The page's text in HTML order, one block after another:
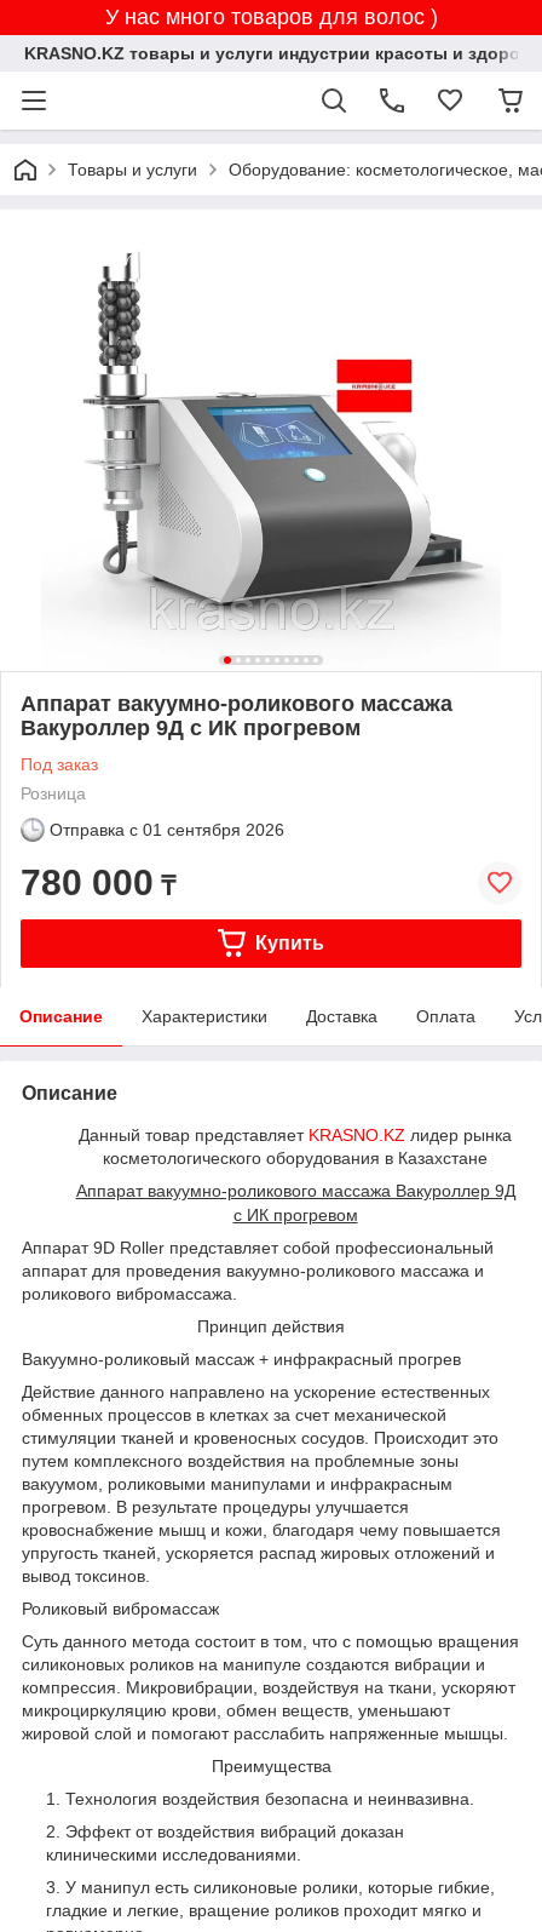
У нас много товаров для волос )
KRASNO.KZ товары и услуги индустрии красоты и
Товары и услуги Оборудование: косметологическое,
Аппарат вакуумно-роликового массажа
Вакуроллер 9Д с ИК прогревом
Под заказ
Розница
Отправка с 01 сентября 2026
780 000 ₸
Купить
Описание Характеристики Доставка Оплата
Описание
Данный товар представляет KRASNO.KZ лидер рынка
косметологического оборудования в Казахстане
Аппарат вакуумно-роликового массажа Вакуроллер 9Д
с ИК прогревом
Аппарат 9D Roller представляет собой профессиональный
аппарат для проведения вакуумно-роликового массажа и
роликового вибромассажа.
Принцип действия
Вакуумно-роликовый массаж + инфракрасный прогрев
Действие данного направлено на ускорение естественных
обменных процессов в клетках за счет механической
стимуляции тканей и кровеносных сосудов. Происходит это
путем комплексного воздействия на проблемные зоны
вакуумом, роликовыми манипулами и инфракрасным
прогревом. В результате процедуры улучшается
кровоснабжение мышц и кожи, благодаря чему повышается
упругость тканей, ускоряется распад жировых отложений и
вывод токсинов.
Роликовый вибромассаж
Суть данного метода состоит в том, что с помощью вращения
силиконовых роликов на манипуле создаются вибрации и
компрессия. Микровибрации, воздействуя на ткани, ускоряют
микроциркуляцию крови, обмен веществ, уменьшают
жировой слой и помогают расслабить напряженные мышцы.
Преимущества
Технология воздействия безопасна и неинвазивна.
Эффект от воздействия вибраций доказан
клиническими исследованиями.
У манипул есть силиконовые ролики, которые гибкие,
гладкие и легкие, вращение роликов проходит мягко и